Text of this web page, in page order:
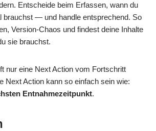
Entscheide beim Erfassen, wann du
brauchst — und handle entsprechend. So
Version-Chaos und findest deine Inhalte
sie brauchst.
nur eine Next Action vom Fortschritt
Next Action kann so einfach sein wie:
Entnahmezeitpunkt.